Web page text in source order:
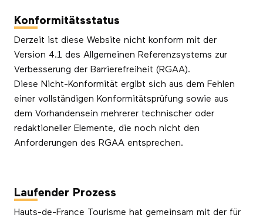
Konformitätsstatus
Derzeit ist diese Website nicht konform mit der
Version 4.1 des Allgemeinen Referenzsystems zur
Verbesserung der Barrierefreiheit (RGAA).
Diese Nicht-Konformität ergibt sich aus dem Fehlen
einer vollständigen Konformitätsprüfung sowie aus
dem Vorhandensein mehrerer technischer oder
redaktioneller Elemente, die noch nicht den
Anforderungen des RGAA entsprechen.
Laufender Prozess
Hauts-de-France Tourisme hat gemeinsam mit der für